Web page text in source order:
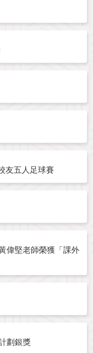
友五人足球賽
偉堅老師榮獲「課外
劃銀獎